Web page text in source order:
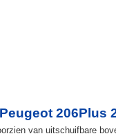
206Plus
van uitschuifbare